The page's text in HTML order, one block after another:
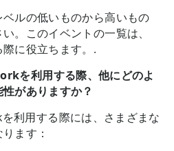
ルの低いものから高いもの
。このイベントの一覧は、
に役立ちます。.
を利用する際、他にどのよ
がありますか？
利用する際には、さまざまな
ます：